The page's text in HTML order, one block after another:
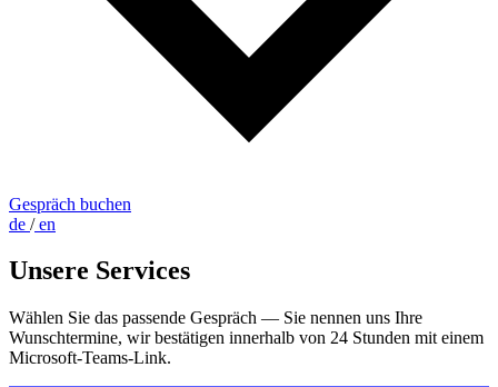
Gespräch buchen
de /en
Unsere Services
Wählen Sie das passende Gespräch — Sie nennen uns Ihre
Wunschtermine, wir bestätigen innerhalb von 24 Stunden mit einem
Microsoft-Teams-Link.